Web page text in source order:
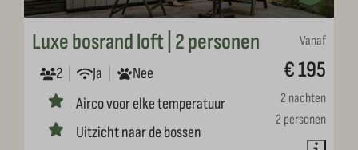
Vanaf
€ 195
2 nachten
2 personen
Luxe bosrand loft | 2 personen
2 Ja
Nee
Airco voor elke temperatuur
Uitzicht naar de bossen